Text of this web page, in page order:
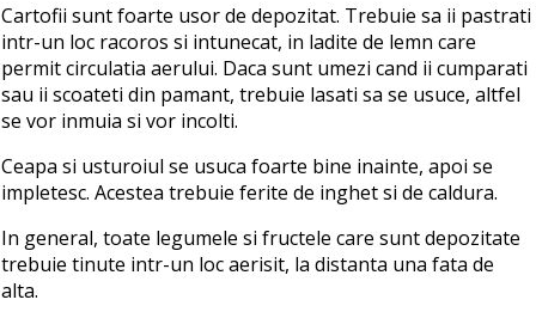
Cartofii sunt foarte usor de depozitat. Trebuie sa ii pastrati
intr-un loc racoros si intunecat, in ladite de lemn care
permit circulatia aerului. Daca sunt umezi cand ii cumparati
sau ii scoateti din pamant, trebuie lasati sa se usuce, altfel
se vor inmuia si vor incolti.
Ceapa si usturoiul se usuca foarte bine inainte, apoi se
impletesc. Acestea trebuie ferite de inghet si de caldura.
In general, toate legumele si fructele care sunt depozitate
trebuie tinute intr-un loc aerisit, la distanta una fata de
alta.